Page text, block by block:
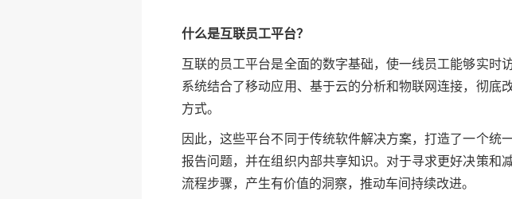
什么是互联员工平台？
互联的员工平台是全面的数字基础，使一线员工能够实时
系统结合了移动应用、基于云的分析和物联网连接，彻底
方式。
因此，这些平台不同于传统软件解决方案，打造了一个统
报告问题，并在组织内部共享知识。对于寻求更好决策和
流程步骤，产生有价值的洞察，推动车间持续改进。